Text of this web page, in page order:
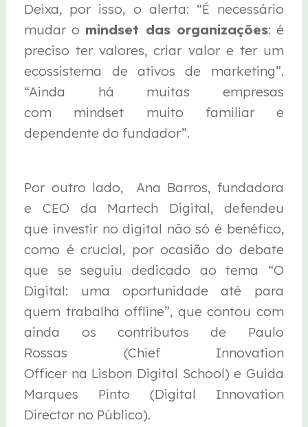
Deixa, por isso, o alerta: “É necessário
mudar o mindset das organizações: é
preciso ter valores, criar valor e ter um
ecossistema de ativos de marketing”.
“Ainda há muitas empresas
com mindset muito familiar e
dependente do fundador”.
Por outro lado, Ana Barros, fundadora
e CEO da Martech Digital, defendeu
que investir no digital não só é benéfico,
como é crucial, por ocasião do debate
que se seguiu dedicado ao tema “O
Digital: uma oportunidade até para
quem trabalha offline”, que contou com
ainda os contributos de Paulo
Rossas (Chief Innovation
Officer na Lisbon Digital School) e Guida
Marques Pinto (Digital Innovation
Director no Público).